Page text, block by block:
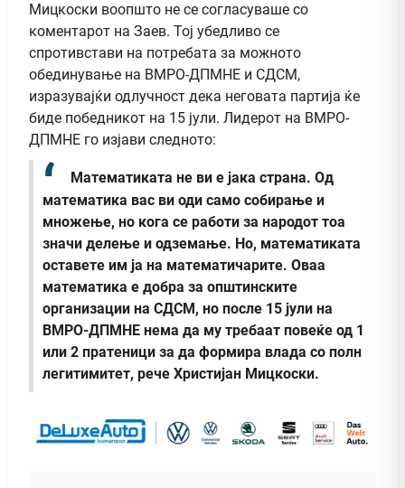
Мицкоски воопшто не се согласуваше со
коментарот на Заев. Тој убедливо се
спротивстави на потребата за можното
обединување на ВМРО-ДПМНЕ и СДСМ,
изразувајќи одлучност дека неговата партија ќе
биде победникот на 15 јули. Лидерот на ВМРО-
ДПМНЕ го изјави следното:
Математиката не ви е јака страна. Од
математика вас ви оди само собирање и
множење, но кога се работи за народот тоа
значи делење и одземање. Но, математиката
оставете им ја на математичарите. Оваа
математика е добра за општинските
организации на СДСМ, но после 15 јули на
ВМРО-ДПМНЕ нема да му требаат повеќе од 1
или 2 пратеници за да формира влада со полн
легитимитет, рече Христијан Мицкоски.